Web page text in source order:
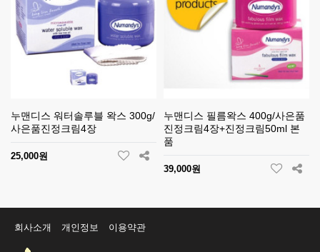
누맨디스 워터솔루블 왁스 300g/
사은품진정크림4장
25,000원
누맨디스 필름왁스 400g/사은품
진정크림4장+진정크림50ml 본
품
39,000원
회사소개 개인정보 이용약관